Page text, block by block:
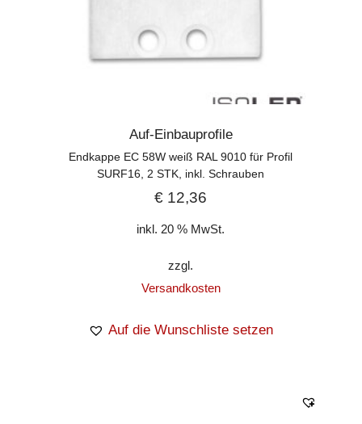
Auf-Einbauprofile
Endkappe EC 58W weiß RAL 9010 für Profil
SURF16, 2 STK, inkl. Schrauben
€ 12,36
inkl. 20 % MwSt.
zzgl.
Versandkosten
Auf die Wunschliste setzen